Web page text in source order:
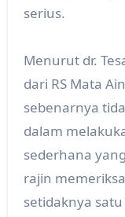
serius.
Menurut dr.
dari RS Mata
sebenarnya
dalam
sederhana
rajin
setidaknya